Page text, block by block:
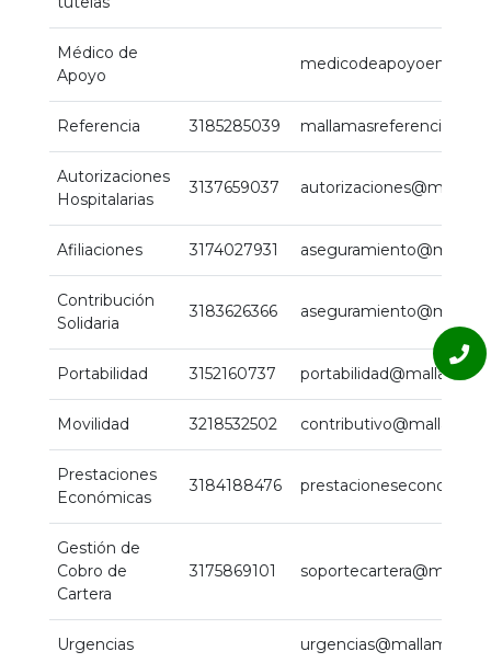
Médico de
Apoyo
Referencia 3185285039
Autorizaciones
Hospitalarias
3137659037
Afiliaciones 3174027931
Contribución
Solidaria
3183626366
Portabilidad 3152160737
Movilidad 3218532502
Prestaciones
Económicas
3184188476
Gestión de
Cobro de
Cartera
3175869101
Urgencias